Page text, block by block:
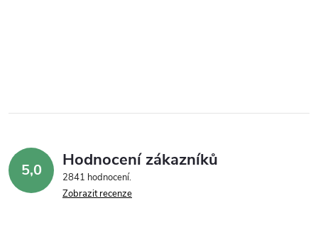
5,0 Hodnocení zákazníků
2841 hodnocení
Zobrazit recenze